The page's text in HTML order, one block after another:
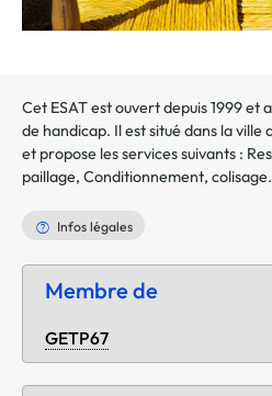
Cet ESAT est ouvert depuis 1999
de handicap. Il est situé dans la ville
et propose les services suivants :
paillage, Conditionnement, colisage.
Infos légales
Membre de
GETP67